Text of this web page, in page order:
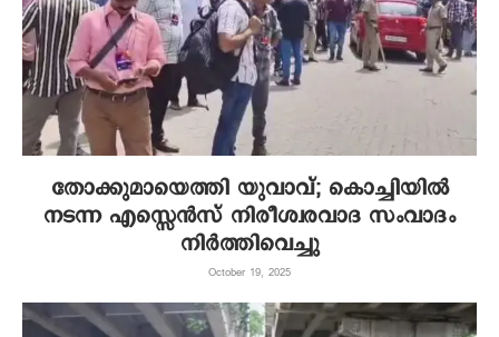
തോക്കുമായെത്തി യുവാവ്; കൊച്ചിയിൽ
നടന്ന എസ്സെൻസ് നിരീശ്വരവാദ സംവാദം
നിർത്തിവെച്ചു
October 19, 2025